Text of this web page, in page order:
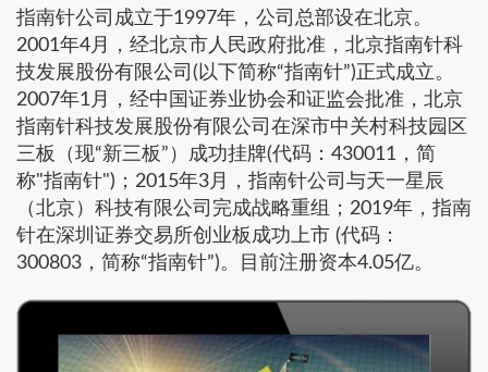
指南针公司成立于1997年，公司总部设在北京。
2001年4月，经北京市人民政府批准，北京指南针科
技发展股份有限公司(以下简称“指南针”)正式成立。
2007年1月，经中国证券业协会和证监会批准，北京
指南针科技发展股份有限公司在深市中关村科技园区
三板（现“新三板”）成功挂牌(代码：430011，简
称"指南针")；2015年3月，指南针公司与天一星辰
（北京）科技有限公司完成战略重组；2019年，指南
针在深圳证券交易所创业板成功上市 (代码：
300803，简称“指南针”)。目前注册资本4.05亿。